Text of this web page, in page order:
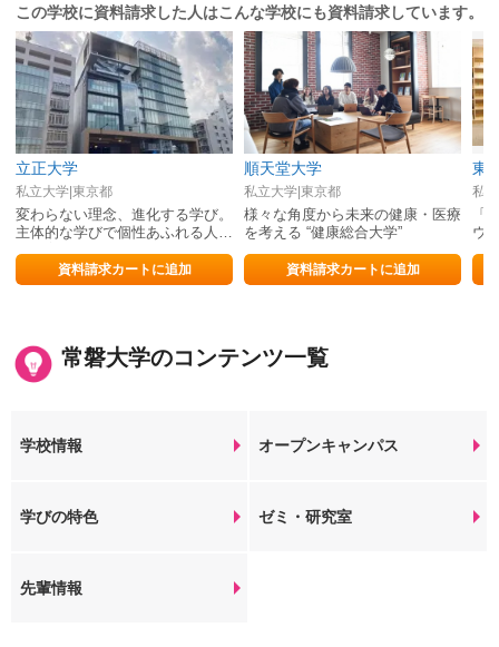
この学校に資料請求した人はこんな学校にも資料請求しています。
立正大学
私立大学|東京都
変わらない理念、進化する学び。
主体的な学びで個性あふれる人間
力を育む。
資料請求カートに追加
順天堂大学
私立大学|東京都
様々な角度から未来の健康・医療
を考える “健康総合大学”
資料請求カートに追加
東
私
「
ウ
常磐大学のコンテンツ一覧
学校情報 オープンキャンパス
学びの特色 ゼミ・研究室
先輩情報